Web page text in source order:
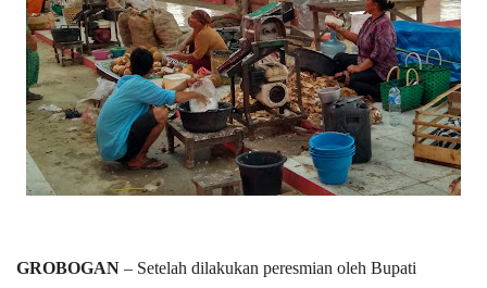
GROBOGAN – Setelah dilakukan peresmian oleh Bupati